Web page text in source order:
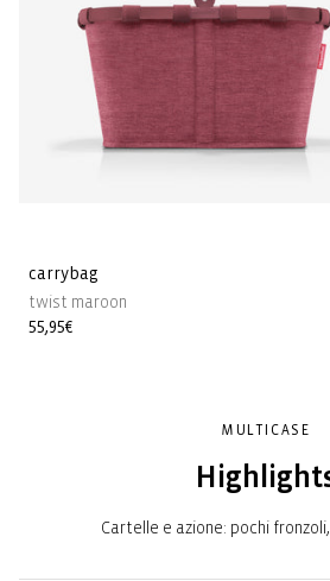
carrybag
twist maroon
Prezzo
55,95€
MULTICASE
Cartelle e azione: pochi